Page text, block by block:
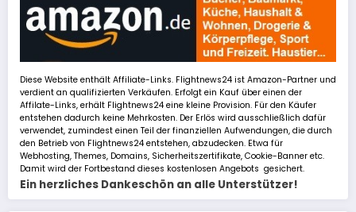
Diese Website enthält Affiliate-Links. Flightnews24 ist Amazon-Partner und
verdient an qualifizierten Verkäufen. Erfolgt ein Kauf über einen der
Affilate-Links, erhält Flightnews24 eine kleine Provision. Für den Käufer
entstehen dadurch keine Mehrkosten. Der Erlös wird ausschließlich dafür
verwendet, zumindest einen Teil der finanziellen Aufwendungen, die durch
den Betrieb von Flightnews24 entstehen, abzudecken. Etwa für
Webhosting, Themes, Domains, Sicherheitszertifikate, Cookie-Banner etc.
Damit wird der Fortbestand dieses kostenlosen Angebots gesichert.
Ein herzliches Dankeschön an alle Unterstützer!